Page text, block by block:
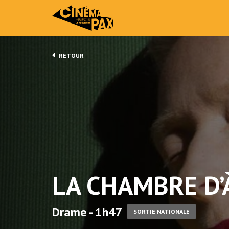
RETOUR
LA CHAMBRE
Drame - 1h47 SORTIE NATIONALE